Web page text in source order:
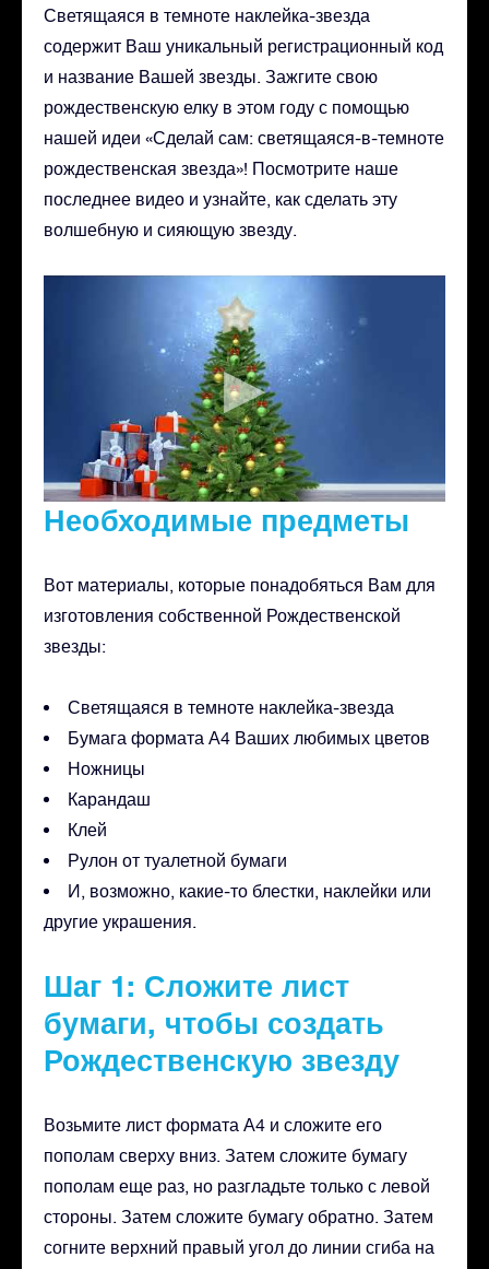
Светящаяся в темноте наклейка-звезда
содержит Ваш уникальный регистрационный код
и название Вашей звезды. Зажгите свою
рождественскую елку в этом году с помощью
нашей идеи «Сделай сам: светящаяся-в-темноте
рождественская звезда»! Посмотрите наше
последнее видео и узнайте, как сделать эту
волшебную и сияющую звезду.
Необходимые предметы
Вот материалы, которые понадобяться Вам для
изготовления собственной Рождественской
звезды:
Светящаяся в темноте наклейка-звезда
Бумага формата А4 Ваших любимых цветов
Ножницы
Карандаш
Клей
Рулон от туалетной бумаги
И, возможно, какие-то блестки, наклейки или
другие украшения.
Шаг 1: Сложите лист
бумаги, чтобы создать
Рождественскую звезду
Возьмите лист формата А4 и сложите его
пополам сверху вниз. Затем сложите бумагу
пополам еще раз, но разгладьте только с левой
стороны. Затем сложите бумагу обратно. Затем
согните верхний правый угол до линии сгиба на